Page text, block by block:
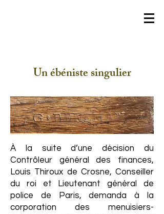
Un ébéniste singulier
À la suite d’une décision du
Contrôleur général des finances,
Louis Thiroux de Crosne, Conseiller
du roi et Lieutenant général de
police de Paris, demanda à la
corporation des menuisiers-